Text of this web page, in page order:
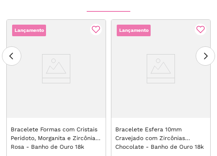
Lançamento
Bracelete Formas com Cristais
Peridoto, Morganita e Zircônia
Rosa - Banho de Ouro 18k
Lançamento
Bracelete Esfera 10mm
Cravejado com Zircônias
Chocolate - Banho de Ouro 18k